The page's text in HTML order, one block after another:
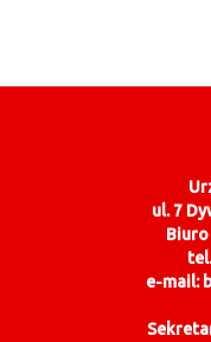
ul. 7
Biuro
e-mail: